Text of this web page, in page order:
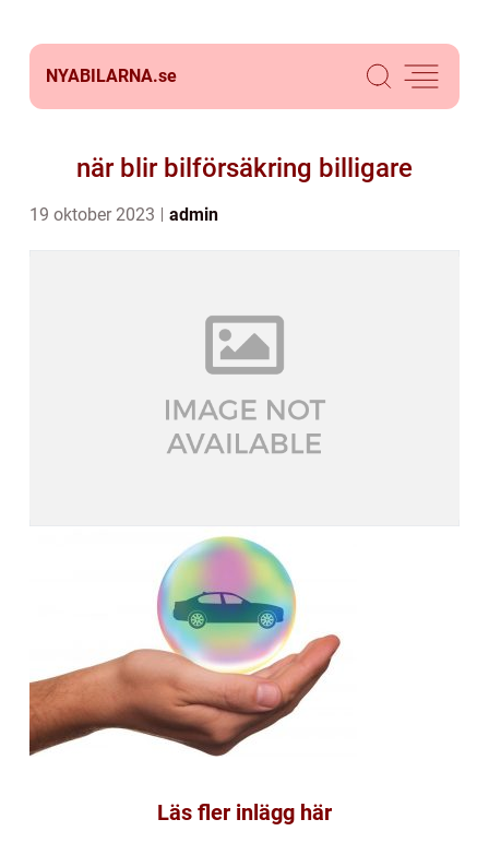
NYABILARNA.se
när blir bilförsäkring billigare
19 oktober 2023 admin
Läs fler inlägg här